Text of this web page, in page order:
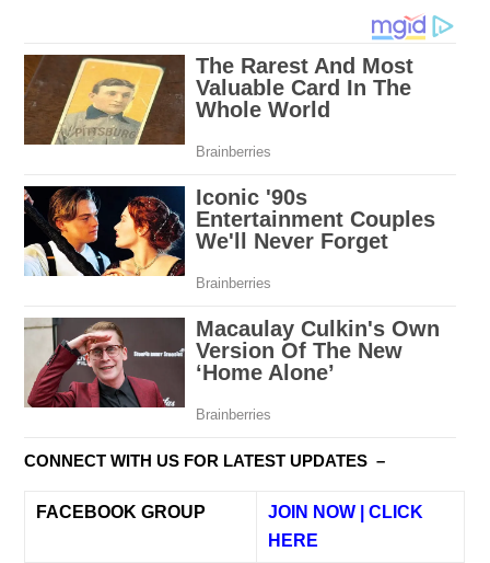
CONNECT WITH US FOR LATEST UPDATES –
FACEBOOK GROUP
JOIN NOW | CLICK
HERE